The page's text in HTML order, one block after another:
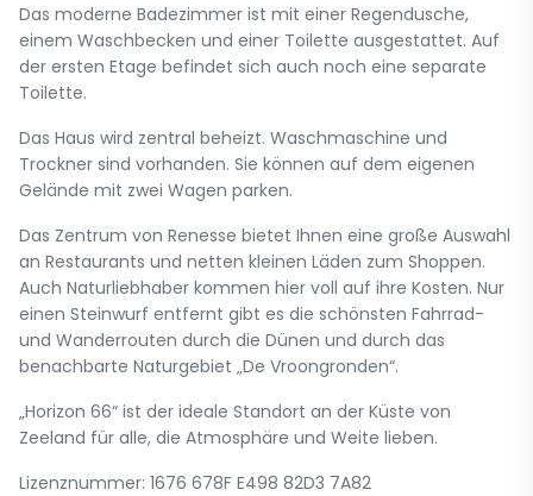
Das moderne Badezimmer ist mit einer Regendusche,
einem Waschbecken und einer Toilette ausgestattet. Auf
der ersten Etage befindet sich auch noch eine separate
Toilette.
Das Haus wird zentral beheizt. Waschmaschine und
Trockner sind vorhanden. Sie können auf dem eigenen
Gelände mit zwei Wagen parken.
Das Zentrum von Renesse bietet Ihnen eine große Auswahl
an Restaurants und netten kleinen Läden zum Shoppen.
Auch Naturliebhaber kommen hier voll auf ihre Kosten. Nur
einen Steinwurf entfernt gibt es die schönsten Fahrrad-
und Wanderrouten durch die Dünen und durch das
benachbarte Naturgebiet „De Vroongronden“.
„Horizon 66“ ist der ideale Standort an der Küste von
Zeeland für alle, die Atmosphäre und Weite lieben.
Lizenznummer: 1676 678F E498 82D3 7A82